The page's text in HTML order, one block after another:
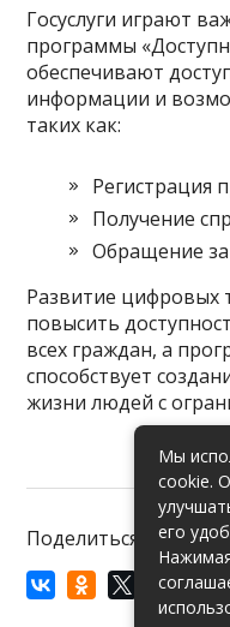
Госуслуги играют
программы
обеспечивают
информации и
таких как:
Регистрация
Получение
Обращение
Развитие цифровых
повысить
всех граждан, а
способствует
жизни людей с
Поделиться:
Мы
cookie.
его